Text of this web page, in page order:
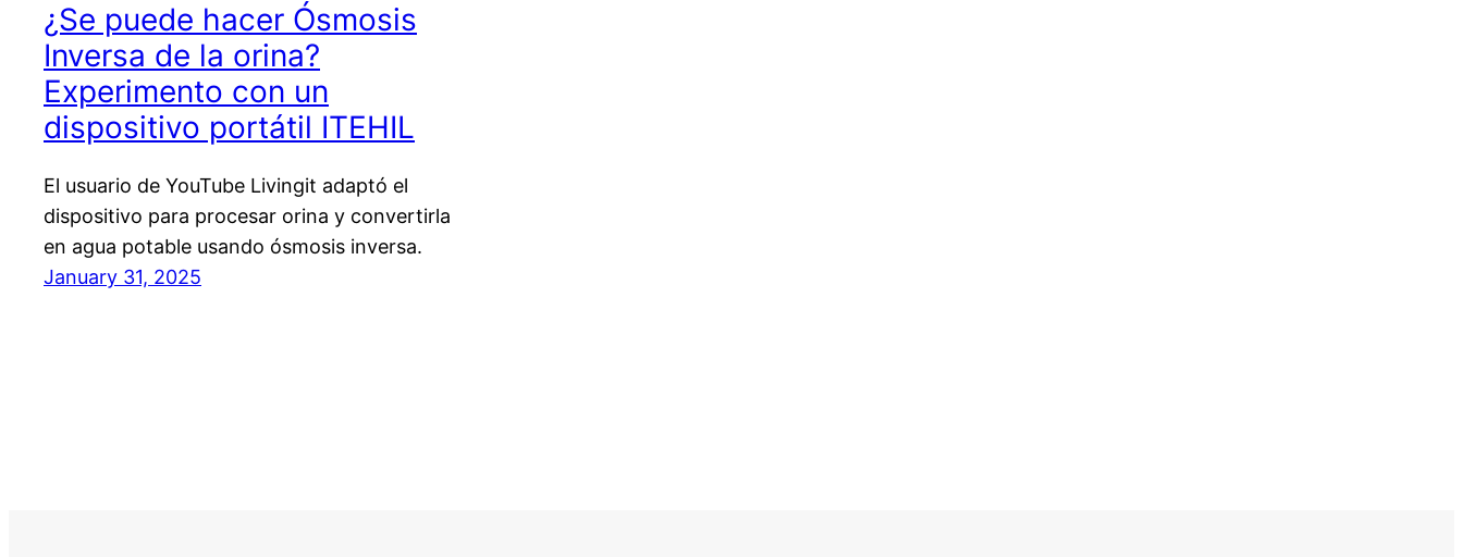
¿Se puede hacer Ósmosis
Inversa de la orina?
Experimento con un
dispositivo portátil ITEHIL
El usuario de YouTube Livingit adaptó el
dispositivo para procesar orina y convertirla
en agua potable usando ósmosis inversa.
January 31, 2025